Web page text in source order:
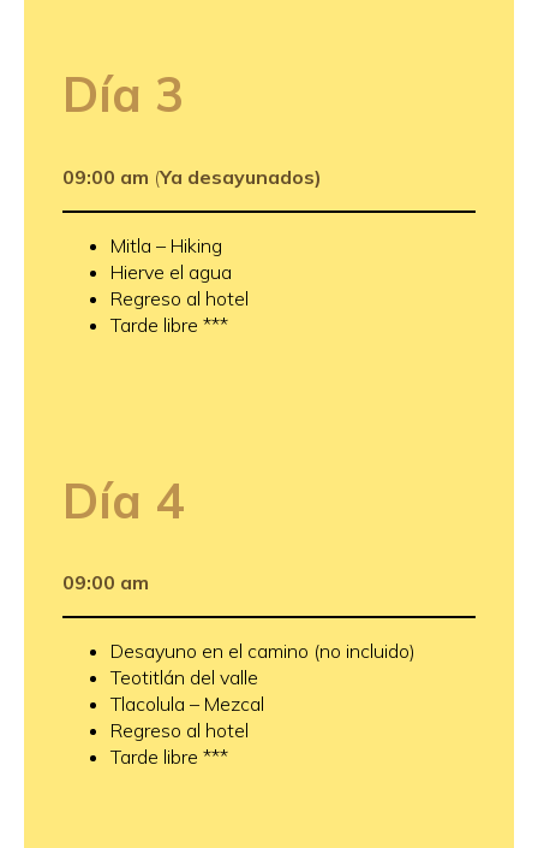
Día 3
09:00 am (Ya desayunados)
Mitla – Hiking
Hierve el agua
Regreso al hotel
Tarde libre ***
Día 4
09:00 am
Desayuno en el camino (no incluido)
Teotitlán del valle
Tlacolula – Mezcal
Regreso al hotel
Tarde libre ***